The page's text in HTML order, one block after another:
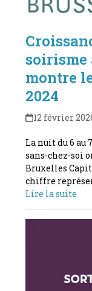
soirisme
montre
2024
12 février
La nuit du 6 au
sans-chez-soi
Bruxelles
chiffre
Lire la suite